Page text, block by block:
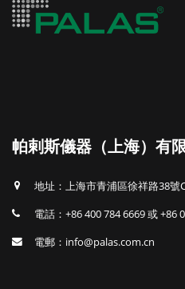
帕剌斯儀器（上海）有
地址：上海市青浦區徐祥路38號
電話：+86 400 784 6669 或 +86
電郵：info@palas.com.cn